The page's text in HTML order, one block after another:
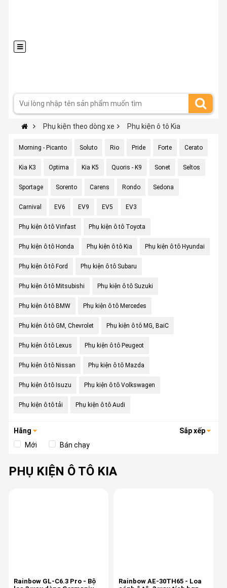
Phụ kiện theo dòng xe Phụ kiện ô tô Kia
Morning - Picanto Soluto Rio Pride Forte Cerato
Kia K3 Optima Kia K5 Quoris - K9 Sonet Seltos
Sportage Sorento Carens Rondo Sedona
Carnival EV6 EV9 EV5 EV3
Phụ kiện ô tô Vinfast Phụ kiện ô tô Toyota
Phụ kiện ô tô Honda Phụ kiện ô tô Kia Phụ kiện ô tô Hyundai
Phụ kiện ô tô Ford Phụ kiện ô tô Subaru
Phụ kiện ô tô Mitsubishi Phụ kiện ô tô Suzuki
Phụ kiện ô tô BMW Phụ kiện ô tô Mercedes
Phụ kiện ô tô GM, Chevrolet Phụ kiện ô tô MG, BaiC
Phụ kiện ô tô Lexus Phụ kiện ô tô Peugeot
Phụ kiện ô tô Nissan Phụ kiện ô tô Mazda
Phụ kiện ô tô Isuzu Phụ kiện ô tô Volkswagen
Phụ kiện ô tô tải Phụ kiện ô tô Audi
Hãng
Sắp xếp
Mới
Bán chạy
PHỤ KIỆN Ô TÔ KIA
Rainbow GL-C6.3 Pro - Bộ
Rainbow AE-30TH65 - Loa